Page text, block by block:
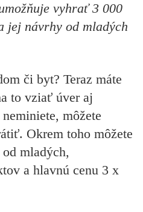
vyhrať 3 000
jej návrhy od mladých
či byt? Teraz máte
to vziať úver aj
môžete
Okrem toho môžete
mladých,
a hlavnú cenu 3 x